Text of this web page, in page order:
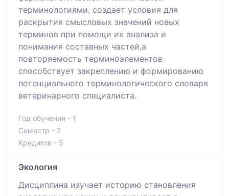
терминологиями, создает условия для
раскрытия смысловых значений новых
терминов при помощи их анализа и
понимания составных частей,а
повторяемость терминоэлементов
способствует закреплению и формированию
потенциального терминологического словаря
ветеринарного специалиста.
Год обучения - 1
Семестр - 2
Кредитов - 5
Экология
Дисциплина изучает историю становления